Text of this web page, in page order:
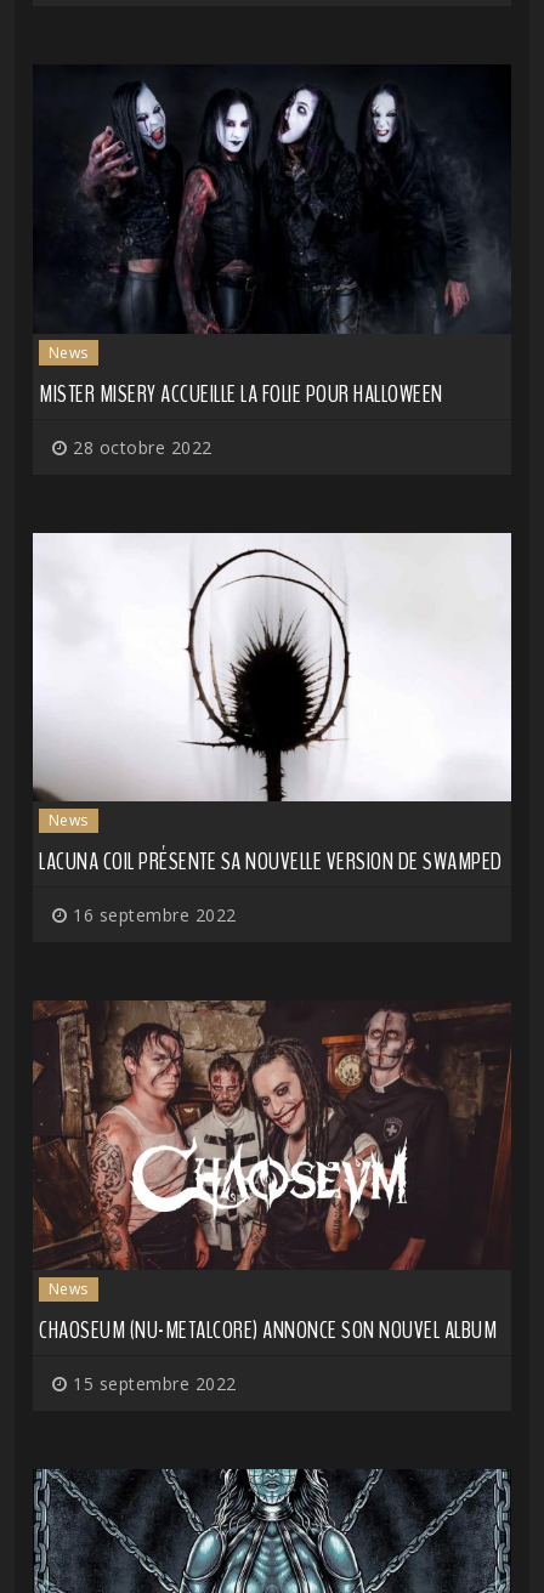
News
MISTER MISERY ACCUEILLE LA FOLIE POUR HALLOWEEN
28 octobre 2022
News
LACUNA COIL PRÉSENTE SA NOUVELLE VERSION DE SWAMPED
16 septembre 2022
News
CHAOSEUM (NU-METALCORE) ANNONCE SON NOUVEL ALBUM
15 septembre 2022